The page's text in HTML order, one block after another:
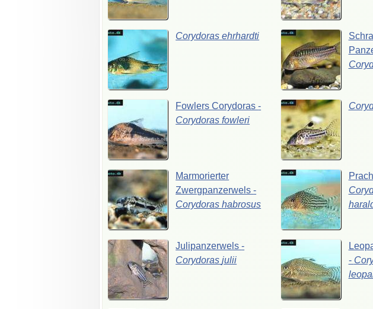
Corydorasehrhardti
FowlersCorydoras-
Corydorasfowleri
Marmorierter
Zwergpanzerwels-
Corydorashabrosus
Julipanzerwels-
Corydorasjulii
-